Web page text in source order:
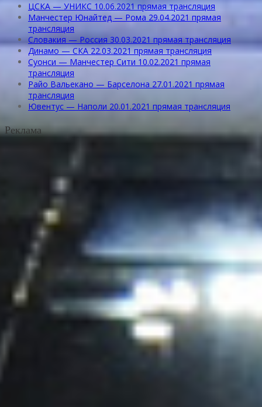
ЦСКА — УНИКС 10.06.2021 прямая трансляция
Манчестер Юнайтед — Рома 29.04.2021 прямая
трансляция
Словакия — Россия 30.03.2021 прямая трансляция
Динамо — СКА 22.03.2021 прямая трансляция
Суонси — Манчестер Сити 10.02.2021 прямая
трансляция
Райо Вальекано — Барселона 27.01.2021 прямая
трансляция
Ювентус — Наполи 20.01.2021 прямая трансляция
Реклама